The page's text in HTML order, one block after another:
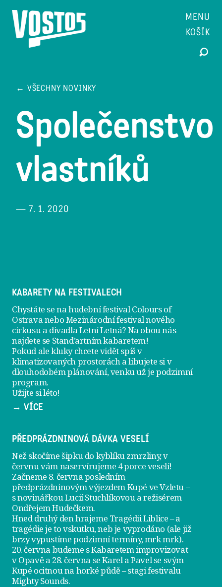
MENU
KOŠÍK
← VŠECHNY NOVINKY
Společenstvo
vlastníků
— 7. 1. 2020
KABARETY NA FESTIVALECH
Chystáte se na hudební festival Colours of
Ostrava nebo Mezinárodní festival nového
cirkusu a divadla Letní Letná? Na obou nás
najdete se Stand’artním kabaretem!
Pokud ale kluky chcete vidět spíš v
klimatizovaných prostorách a libujete si v
dlouhodobém plánování, venku už jepodzimní
program.
Užijte si léto!
→ VÍCE
PŘEDPRÁZDNINOVÁ DÁVKA VESELÍ
Než skočíme šipku do kyblíku zmrzliny, v
červnu vám naservírujeme 4 porce veselí!
Začneme 8. června posledním
předprázdninovým výjezdemKupé ve Vzletu–
s novinářkou Lucií Stuchlíkovou a režisérem
Ondřejem Hudečkem.
Hned druhý den hrajeme Tragédii Liblice– a
tragédie je to vskutku, neb je vyprodáno (ale již
brzy vypustíme podzimní termíny, mrk mrk).
20. června budeme s Kabaretem improvizovat
v Opavě a 28. června se Karel a Pavel se svým
Kupé ocitnou na horké půdě – stagi festivalu
Mighty Sounds.